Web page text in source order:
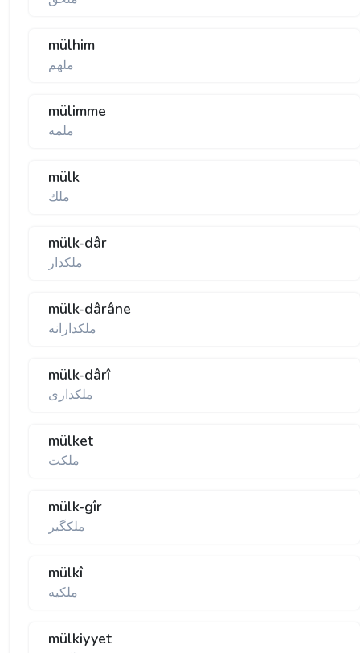
mülhim
ملهم
mülimme
ملمه
mülk
ملك
mülk-dâr
ملكدار
mülk-dârâne
ملكدارانه
mülk-dârî
ملكداری
mülket
ملكت
mülk-gîr
ملكگير
mülkî
ملكيه
mülkiyyet